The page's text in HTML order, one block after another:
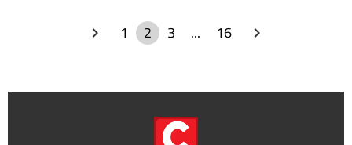
1 2 3 ... 16